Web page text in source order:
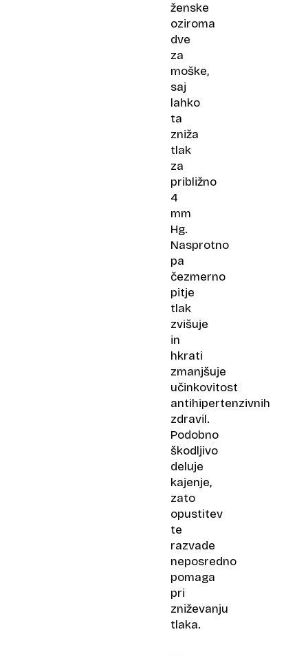
ženske
oziroma
dve
za
moške,
saj
lahko
ta
zniža
tlak
za
približno
4
mm
Hg.
Nasprotno
pa
čezmerno
pitje
tlak
zvišuje
in
hkrati
zmanjšuje
učinkovitost
antihipertenzivnih
zdravil.
Podobno
škodljivo
deluje
kajenje,
zato
opustitev
te
razvade
neposredno
pomaga
pri
zniževanju
tlaka.